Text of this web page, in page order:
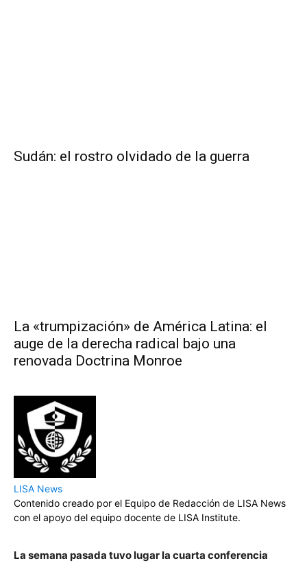
Sudán: el rostro olvidado de la guerra
La «trumpización» de América Latina: el
auge de la derecha radical bajo una
renovada Doctrina Monroe
LISA News
Contenido creado por el Equipo de Redacción de LISA News
con el apoyo del equipo docente de LISA Institute.
La semana pasada tuvo lugar la cuarta conferencia